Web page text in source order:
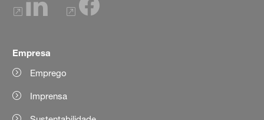
Empresa
Emprego
Imprensa